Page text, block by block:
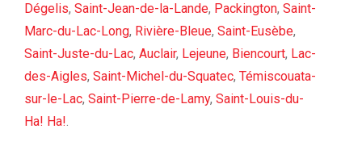
Dégelis, Saint-Jean-de-la-Lande, Packington, Saint-
Marc-du-Lac-Long, Rivière-Bleue, Saint-Eusèbe,
Saint-Juste-du-Lac, Auclair, Lejeune, Biencourt, Lac-
des-Aigles, Saint-Michel-du-Squatec, Témiscouata-
sur-le-Lac, Saint-Pierre-de-Lamy, Saint-Louis-du-
Ha! Ha!.